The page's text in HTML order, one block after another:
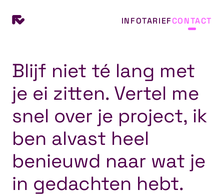
INFOTARIEFCONTACT
CONTACT OPNEMEN
Blijf niet té lang met
je ei zitten. Vertel me
snel over je project, ik
ben alvast heel
benieuwd naar wat je
in gedachten hebt.